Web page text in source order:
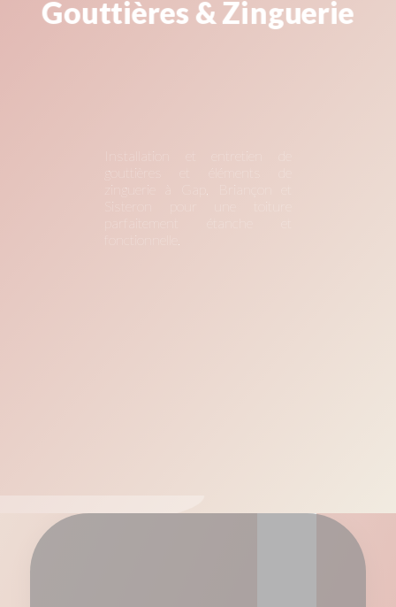
Gouttières & Zinguerie
Installation et entretien de
gouttières et éléments de
zinguerie à Gap, Briançon et
Sisteron pour une toiture
parfaitement étanche et
fonctionnelle.